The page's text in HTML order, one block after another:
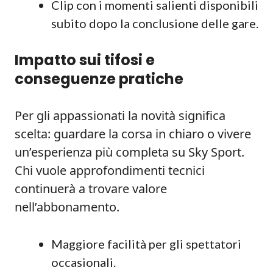
Clip con i momenti salienti disponibili
subito dopo la conclusione delle gare.
Impatto sui tifosi e
conseguenze pratiche
Per gli appassionati la novità significa
scelta: guardare la corsa in chiaro o vivere
un’esperienza più completa su Sky Sport.
Chi vuole approfondimenti tecnici
continuerà a trovare valore
nell’abbonamento.
Maggiore facilità per gli spettatori
occasionali.